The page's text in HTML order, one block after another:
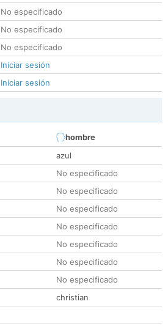
No especificado
No especificado
No especificado
Iniciar sesión
Iniciar sesión
hombre
azul
No especificado
No especificado
No especificado
No especificado
No especificado
No especificado
No especificado
christian